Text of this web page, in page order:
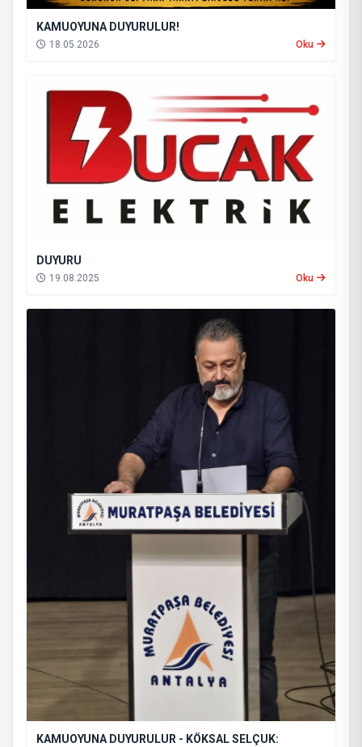
KAMUOYUNA DUYURULUR!
18.05.2026 Oku
DUYURU
19.08.2025 Oku
KAMUOYUNA DUYURULUR - KÖKSAL SELÇUK: